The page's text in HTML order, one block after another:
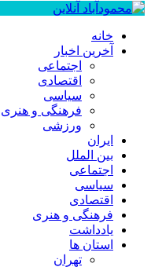
خانه
آخرین اخبار
اجتماعی
اقتصادی
سیاسی
فرهنگی و هنری
ورزشی
ایران
بین الملل
اجتماعی
سیاسی
اقتصادی
فرهنگی و هنری
یادداشت
استان ها
تهران